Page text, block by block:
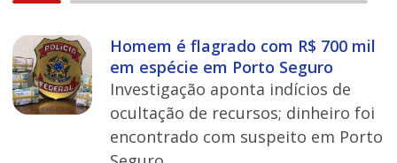
Homem é flagrado com R$ 700 mil
em espécie em Porto Seguro
Investigação aponta indícios de
ocultação de recursos; dinheiro foi
encontrado com suspeito em Porto